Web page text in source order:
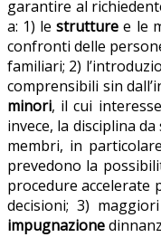
garantire al
a: 1) lestrutture e le
confronti delle
familiari; 2)
comprensibili sin
minori, il cui
invece, la disciplina
membri, in
prevedono la
procedure accelerate
decisioni; 3)
impugnazione